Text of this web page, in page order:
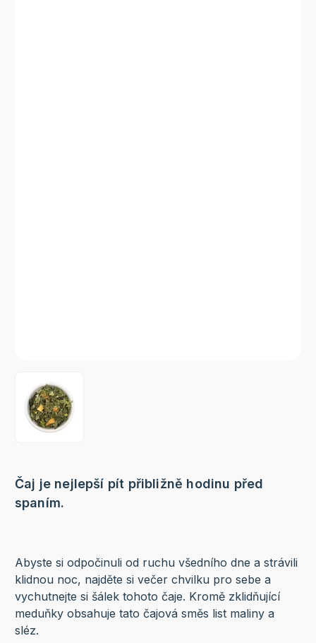
Čaj je nejlepší pít přibližně hodinu před
spaním.
Abyste si odpočinuli od ruchu všedního dne a strávili
klidnou noc, najděte si večer chvilku pro sebe a
vychutnejte si šálek tohoto čaje. Kromě zklidňující
meduňky obsahuje tato čajová směs list maliny a
sléz.